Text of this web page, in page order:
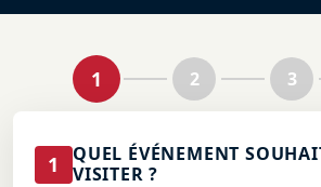
1 2 3
1
QUEL ÉVÉNEMENT
VISITER ?